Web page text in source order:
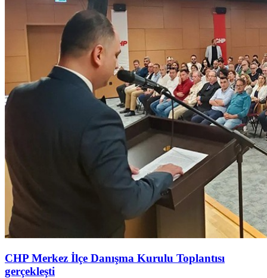
CHP Merkez İlçe Danışma Kurulu Toplantısı
gerçekleşti